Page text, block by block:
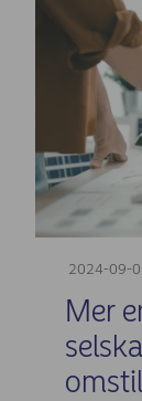
2024-09-
Mer